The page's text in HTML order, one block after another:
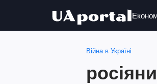
Війна в Україні